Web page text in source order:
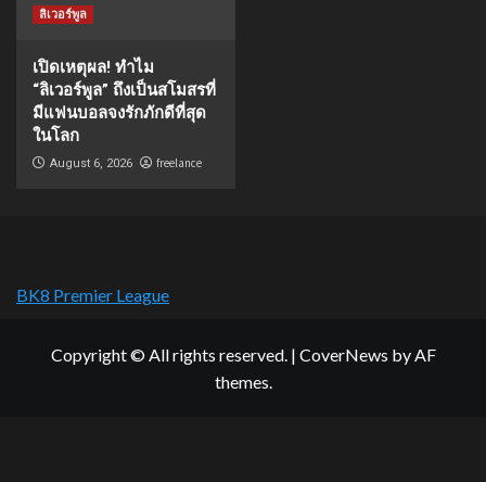
ลิเวอร์พูล
เปิดเหตุผล! ทำไม
“ลิเวอร์พูล” ถึงเป็นสโมสรที่
มีแฟนบอลจงรักภักดีที่สุด
ในโลก
August 6, 2026 freelance
BK8 Premier League
Copyright © All rights reserved. | CoverNews by AF
themes.